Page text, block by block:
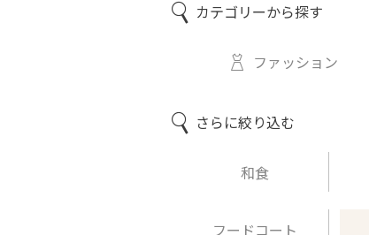
カテゴリーから探す
ファッション
さらに絞り込む
和食
フードコート